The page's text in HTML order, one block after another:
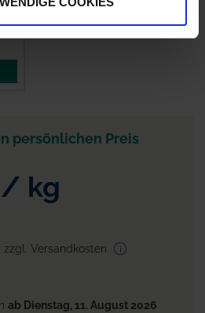
persönlichen Preis
/ kg
zzgl. Versandkosten
ab Dienstag, 11. August 2026